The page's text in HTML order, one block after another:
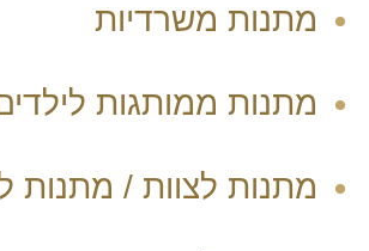
מתנות משרדיות
מתנות ממותגות
מתנות לצוות / מתנות